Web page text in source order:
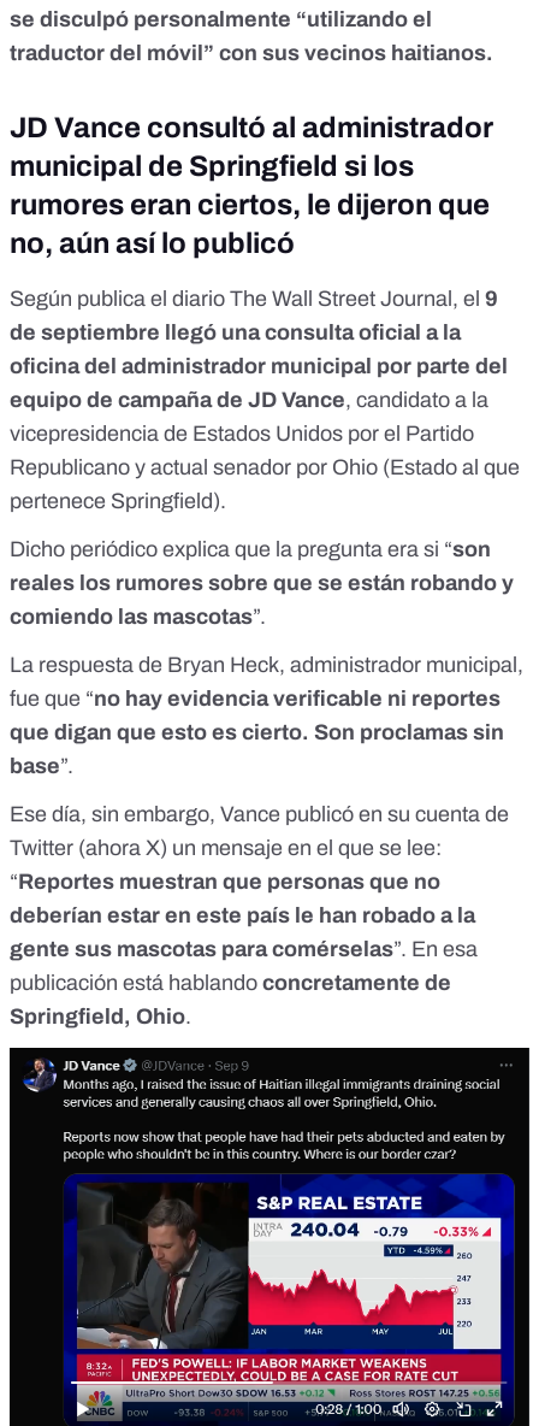
se disculpó personalmente “utilizando el
traductor del móvil” con sus vecinos haitianos.
JD Vance consultó al administrador
municipal de Springfield si los
rumores eran ciertos, le dijeron que
no, aún así lo publicó
Según publica el diario The Wall Street Journal, el 9
de septiembre llegó una consulta oficial a la
oficina del administrador municipal por parte del
equipo de campaña de JD Vance, candidato a la
vicepresidencia de Estados Unidos por el Partido
Republicano y actual senador por Ohio (Estado al que
pertenece Springfield).
Dicho periódico explica que la pregunta era si “son
reales los rumores sobre que se están robando y
comiendo las mascotas”.
La respuesta de Bryan Heck, administrador municipal,
fue que “no hay evidencia verificable ni reportes
que digan que esto es cierto. Son proclamas sin
base”.
Ese día, sin embargo, Vance publicó en su cuenta de
Twitter (ahora X) un mensaje en el que se lee:
“Reportes muestran que personas que no
deberían estar en este país le han robado a la
gente sus mascotas para comérselas”. En esa
publicación está hablando concretamente de
Springfield, Ohio.